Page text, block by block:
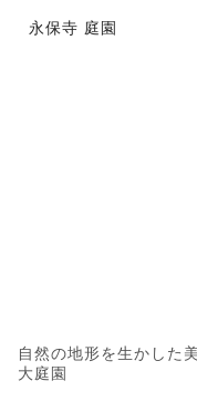
永保寺 庭園
自然の地形を生かした
大庭園